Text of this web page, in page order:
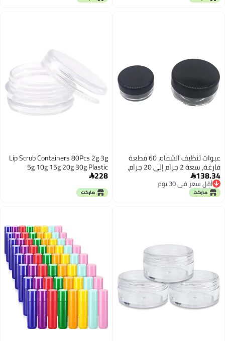
عبوات تنظيف الشفاه، 60 قطعة
فارغة، سعة 2 جرام إلى 20 جرام،
صغيرة الحجم، مزودة بأغطية ملونة،
من البلاستيك الشفاف، للمستحضرات
138.34
أقل سعر في 30 يوم
أقل سعر في 30 يوم
Lip Scrub Containers 80Pcs 2g 3g
5g 10g 15g 20g 30g Plastic
Cosmetics Makeup Box Nail Art
Storage Pot Container Clear
Sample Lotion Jar(Clear Cap,10g)
228